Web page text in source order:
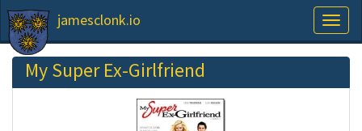
jamesclonk.io
My Super Ex-Girlfriend